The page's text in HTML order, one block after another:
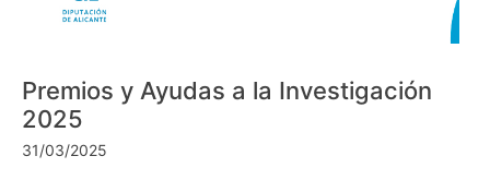
Premios y Ayudas a la Investigación
2025
31/03/2025